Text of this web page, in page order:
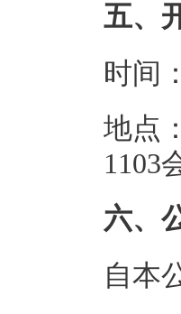
五、
时间
地点
1103
六、
自本